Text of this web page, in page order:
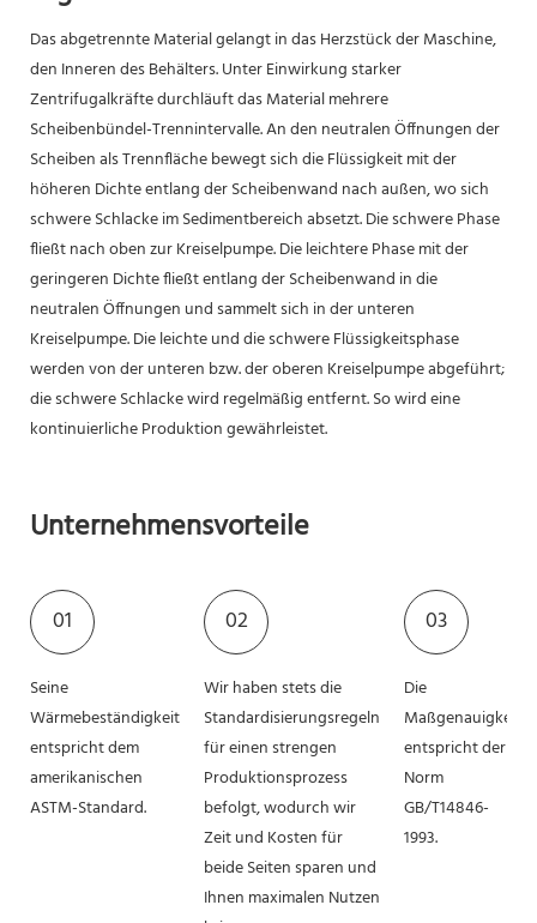
Das abgetrennte Material gelangt in das Herzstück der Maschine,
den Inneren des Behälters. Unter Einwirkung starker
Zentrifugalkräfte durchläuft das Material mehrere
Scheibenbündel-Trennintervalle. An den neutralen Öffnungen der
Scheiben als Trennfläche bewegt sich die Flüssigkeit mit der
höheren Dichte entlang der Scheibenwand nach außen, wo sich
schwere Schlacke im Sedimentbereich absetzt. Die schwere Phase
fließt nach oben zur Kreiselpumpe. Die leichtere Phase mit der
geringeren Dichte fließt entlang der Scheibenwand in die
neutralen Öffnungen und sammelt sich in der unteren
Kreiselpumpe. Die leichte und die schwere Flüssigkeitsphase
werden von der unteren bzw. der oberen Kreiselpumpe abgeführt;
die schwere Schlacke wird regelmäßig entfernt. So wird eine
kontinuierliche Produktion gewährleistet.
Unternehmensvorteile
01
Seine
Wärmebeständigkeit
entspricht dem
amerikanischen
ASTM-Standard.
02
Wir haben stets die
Standardisierungsregeln
für einen strengen
Produktionsprozess
befolgt, wodurch wir
Zeit und Kosten für
beide Seiten sparen und
Ihnen maximalen Nutzen
03
Die
Maßgenauigkeit
entspricht der
Norm
GB/T14846-
1993.